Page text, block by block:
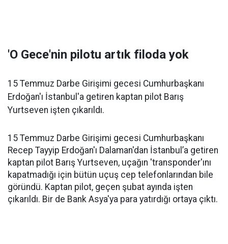
'O Gece'nin pilotu artık filoda yok
15 Temmuz Darbe Girişimi gecesi Cumhurbaşkanı
Erdoğan'ı İstanbul'a getiren kaptan pilot Barış
Yurtseven işten çıkarıldı.
15 Temmuz Darbe Girişimi gecesi Cumhurbaşkanı
Recep Tayyip Erdoğan'ı Dalaman'dan İstanbul’a getiren
kaptan pilot Barış Yurtseven, uçağın 'transponder'ını
kapatmadığı için bütün uçuş cep telefonlarından bile
göründü. Kaptan pilot, geçen şubat ayında işten
çıkarıldı. Bir de Bank Asya'ya para yatırdığı ortaya çıktı.